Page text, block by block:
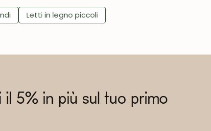
Letti in legno piccoli
5% in più sul tuo primo